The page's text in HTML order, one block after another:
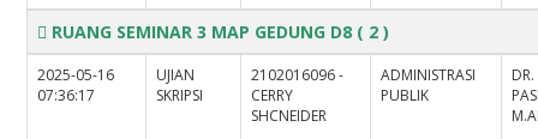
RUANG SEMINAR 3 MAP GEDUNG D8 ( 2 )
2025-05-16
07:36:17
UJIAN
SKRIPSI
2102016096 -
CERRY
SHCNEIDER
ADMINISTRASI
PUBLIK